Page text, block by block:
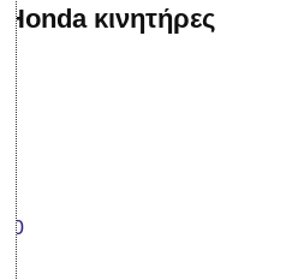
κινητήρες